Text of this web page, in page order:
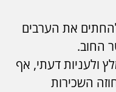
את הערבים
החוב.
ולעניות דעתי, אף
השכירות